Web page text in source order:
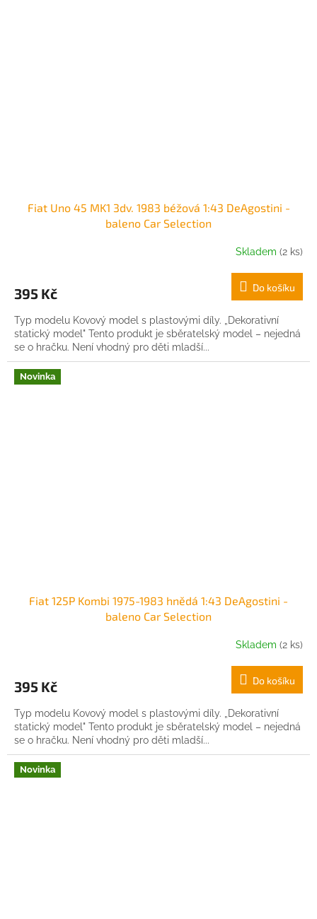
Fiat Uno 45 MK1 3dv. 1983 béžová 1:43 DeAgostini -
baleno Car Selection
Skladem (2 ks)
395 Kč Do košíku
Typ modelu Kovový model s plastovými díly. „Dekorativní
statický model" Tento produkt je sběratelský model – nejedná
se o hračku. Není vhodný pro děti mladší...
Novinka
Fiat 125P Kombi 1975-1983 hnědá 1:43 DeAgostini -
baleno Car Selection
Skladem (2 ks)
395 Kč Do košíku
Typ modelu Kovový model s plastovými díly. „Dekorativní
statický model" Tento produkt je sběratelský model – nejedná
se o hračku. Není vhodný pro děti mladší...
Novinka